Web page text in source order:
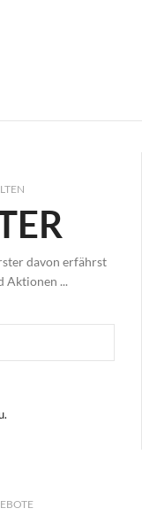
davon erfährst
Aktionen ...